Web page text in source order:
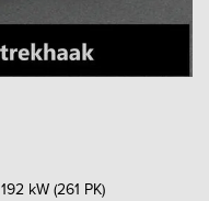
192 kW (261 PK)